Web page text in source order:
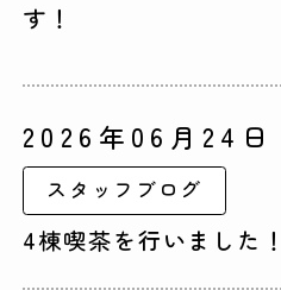
す！
2026年06月24日
スタッフブログ
4棟喫茶を行いました！